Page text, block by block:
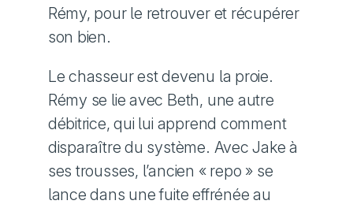
Rémy, pour le retrouver et récupérer
son bien.
Le chasseur est devenu la proie.
Rémy se lie avec Beth, une autre
débitrice, qui lui apprend comment
disparaître du système. Avec Jake à
ses trousses, l’ancien « repo » se
lance dans une fuite effrénée au